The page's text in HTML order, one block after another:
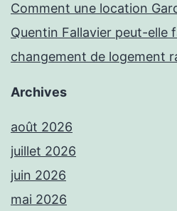
Comment une location
Quentin Fallavier peut-elle
changement de logement
Archives
août 2026
juillet 2026
juin 2026
mai 2026